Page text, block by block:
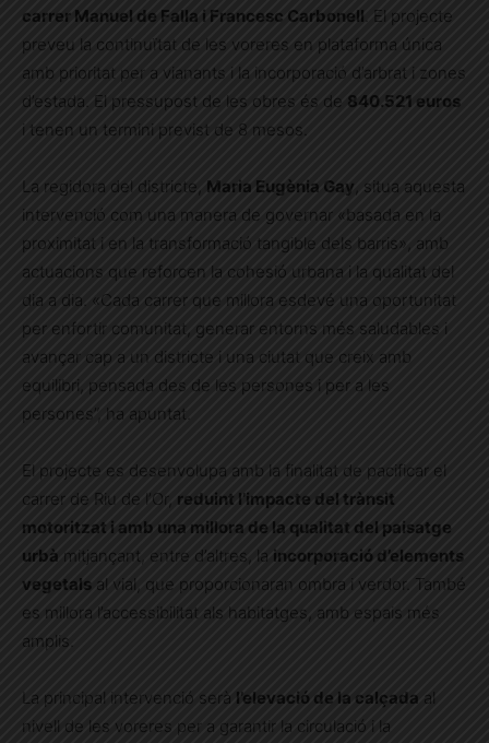
carrer Manuel de Falla i Francesc Carbonell
. El projecte
preveu la continuïtat de les voreres en plataforma única
amb prioritat per a vianants i la incorporació d’arbrat i zones
d’estada. El pressupost de les obres és de 840.521 euros
i tenen un termini previst de 8 mesos.
La regidora del districte, Maria Eugènia Gay, situa aquesta
intervenció com una manera de governar «basada en la
proximitat i en la transformació tangible dels barris», amb
actuacions que reforcen la cohesió urbana i la qualitat del
dia a dia. «Cada carrer que millora esdevé una oportunitat
per enfortir comunitat, generar entorns més saludables i
avançar cap a un districte i una ciutat que creix amb
equilibri, pensada des de les persones i per a les
persones”, ha apuntat.
El projecte es desenvolupa amb la finalitat de pacificar el
carrer de Riu de l’Or, reduint l’impacte del trànsit
motoritzat i amb una millora de la qualitat del paisatge
urbà mitjançant, entre d’altres, la incorporació d’elements
vegetals al vial, que proporcionaran ombra i verdor. També
es millora l’accessibilitat als habitatges, amb espais més
amplis.
La principal intervenció serà l’elevació de la calçada al
nivell de les voreres per a garantir la circulació i la